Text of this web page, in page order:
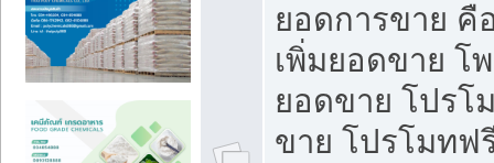
ยอดการขาย คื
เพิ่มยอดขาย โ
ยอดขาย โปรโ
ขาย โปรโมทฟ